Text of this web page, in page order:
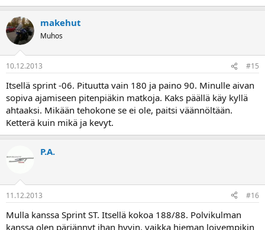
makehut
Muhos
10.12.2013 #15
Itsellä sprint -06. Pituutta vain 180 ja paino 90. Minulle aivan
sopiva ajamiseen pitenpiäkin matkoja. Kaks päällä käy kyllä
ahtaaksi. Mikään tehokone se ei ole, paitsi väännöltään.
Ketterä kuin mikä ja kevyt.
P.A.
11.12.2013 #16
Mulla kanssa Sprint ST. Itsellä kokoa 188/88. Polvikulman
kanssa olen pärjännyt ihan hyvin, vaikka hieman loivempikin